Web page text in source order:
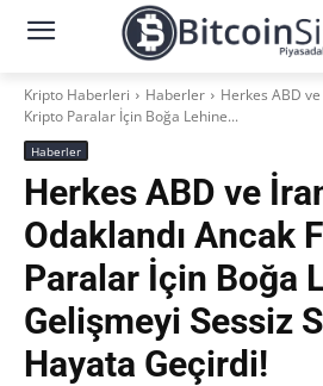
Kripto Haberleri Haberler
Herkes ABD
Kripto Paralar İçin Boğa Lehine...
Haberler
Herkes ABD ve
Odaklandı Ancak
Paralar İçin Boğa
Gelişmeyi Sessiz
Hayata Geçirdi!